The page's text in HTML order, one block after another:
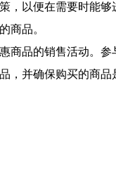
，以便在需要时能够
商品。
商品的销售活动。
，并确保购买的商